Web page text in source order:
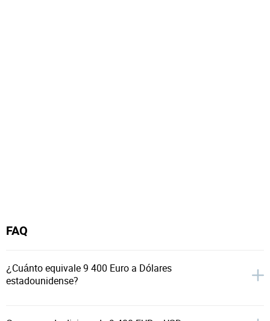
FAQ
¿Cuánto equivale 9 400 Euro a Dólares
estadounidense?